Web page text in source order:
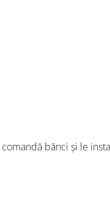
bănci și le